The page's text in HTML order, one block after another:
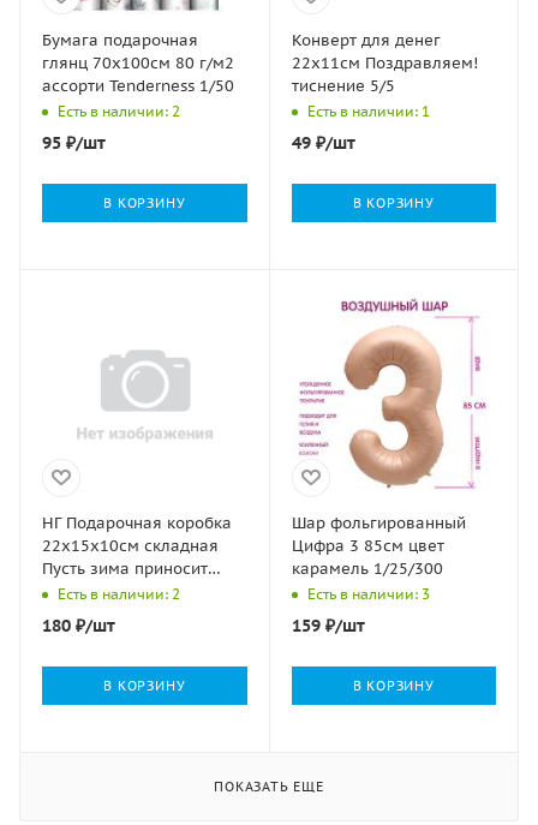
Бумага подарочная
глянц 70х100см 80 г/м2
ассорти Tenderness 1/50
Есть в наличии: 2
95 ₽/шт
В КОРЗИНУ
Конверт для денег
22х11см Поздравляем!
тиснение 5/5
Есть в наличии: 1
49₽/шт
В КОРЗИНУ
НГ Подарочная коробка
22х15х10см складная
Пусть зима приносит
радость 1/1
Есть в наличии: 2
180 ₽/шт
В КОРЗИНУ
Шар фольгированный
Цифра 3 85см цвет
карамель 1/25/300
Есть в наличии: 3
159₽/шт
В КОРЗИНУ
ПОКАЗАТЬ ЕЩЕ